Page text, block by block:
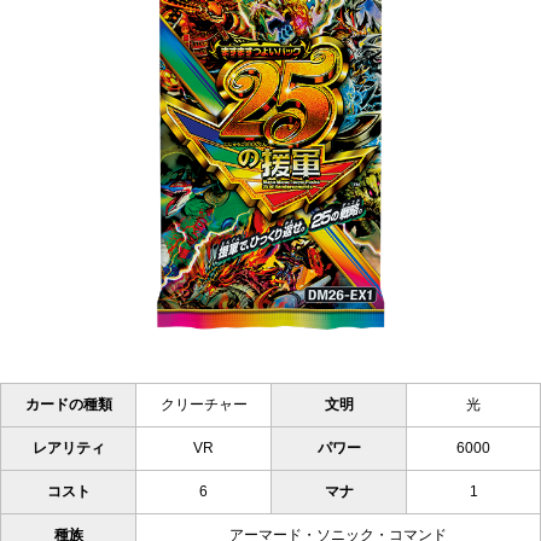
カードの種類 クリーチャー 文明 光
レアリティ VR パワー 6000
コスト 6 マナ 1
種族 アーマード・ソニック・コマンド